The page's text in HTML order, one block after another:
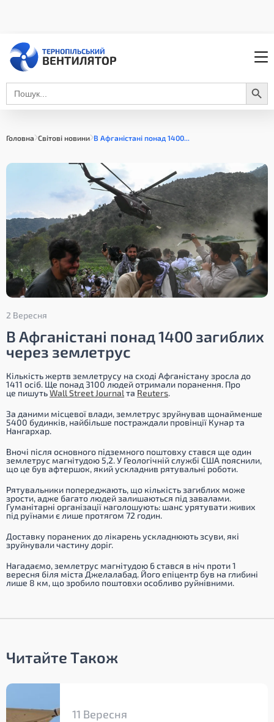
Search
for:
Search Button
Головна Світові новини В Афганістані понад 1400...
2 Вересня
В Афганістані понад 1400 загиблих
через землетрус
Кількість жертв землетрусу на сході Афганістану зросла до
1411 осіб. Ще понад 3100 людей отримали поранення. Про
це пишутьWall Street Journal та Reuters.
За даними місцевої влади, землетрус зруйнував щонайменше
5400 будинків, найбільше постраждали провінції Кунар та
Нангархар.
Вночі після основного підземного поштовху стався ще один
землетрус магнітудою 5,2. У Геологічній службі США пояснили,
що це був афтершок, який ускладнив рятувальні роботи.
Рятувальники попереджають, що кількість загиблих може
зрости, адже багато людей залишаються під завалами.
Гуманітарні організації наголошують: шанс урятувати живих
під руїнами є лише протягом 72 годин.
Доставку поранених до лікарень ускладнюють зсуви, які
зруйнували частину доріг.
Нагадаємо, землетрус магнітудою 6 стався в ніч проти 1
вересня біля міста Джелалабад. Його епіцентр був на глибині
лише 8 км, що зробило поштовхи особливо руйнівними.
Читайте Також
11 Вересня